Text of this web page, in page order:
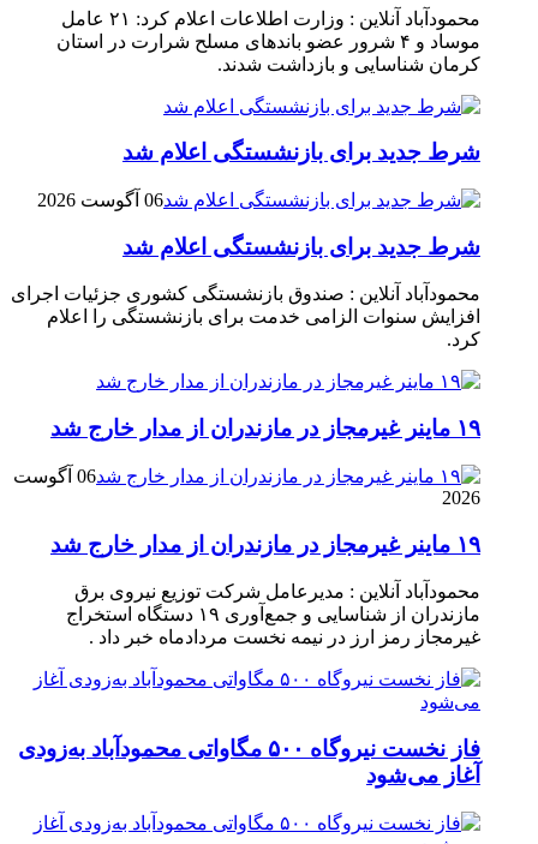
محمودآباد آنلاین : وزارت اطلاعات اعلام کرد: ۲۱ عامل
موساد و ۴ شرور عضو باند‌های مسلح شرارت در استان
کرمان شناسایی و بازداشت شدند.
شرط جدید برای بازنشستگی اعلام شد
06 آگوست 2026
شرط جدید برای بازنشستگی اعلام شد
محمودآباد آنلاین : صندوق بازنشستگی کشوری جزئیات اجرای
افزایش سنوات الزامی خدمت برای بازنشستگی را اعلام
کرد.
۱۹ ماینر غیرمجاز در مازندران از مدار خارج شد
06 آگوست
2026
۱۹ ماینر غیرمجاز در مازندران از مدار خارج شد
محمودآباد آنلاین : مدیرعامل شرکت توزیع نیروی برق
مازندران از شناسایی و جمع‌آوری ۱۹ دستگاه استخراج
غیرمجاز رمز ارز در نیمه نخست مردادماه خبر داد .
فاز نخست نیروگاه ۵۰۰ مگاواتی محمودآباد به‌زودی
آغاز می‌شود